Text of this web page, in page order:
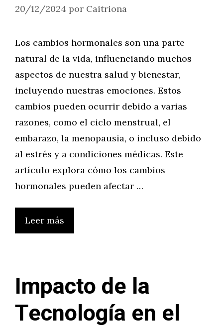
20/12/2024 por Caitriona
Los cambios hormonales son una parte
natural de la vida, influenciando muchos
aspectos de nuestra salud y bienestar,
incluyendo nuestras emociones. Estos
cambios pueden ocurrir debido a varias
razones, como el ciclo menstrual, el
embarazo, la menopausia, o incluso debido
al estrés y a condiciones médicas. Este
artículo explora cómo los cambios
hormonales pueden afectar …
Leer más
Impacto de la
Tecnología en el